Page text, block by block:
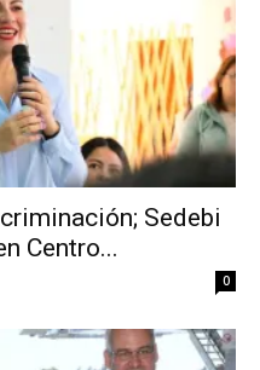
Sedebi
Centro...
0